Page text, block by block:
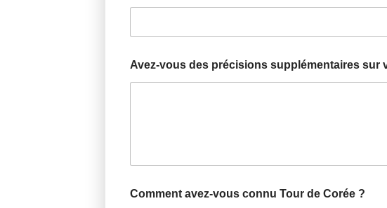
Avez-vous des précisions supplémentaires sur
Comment avez-vous connu Tour de Corée ?